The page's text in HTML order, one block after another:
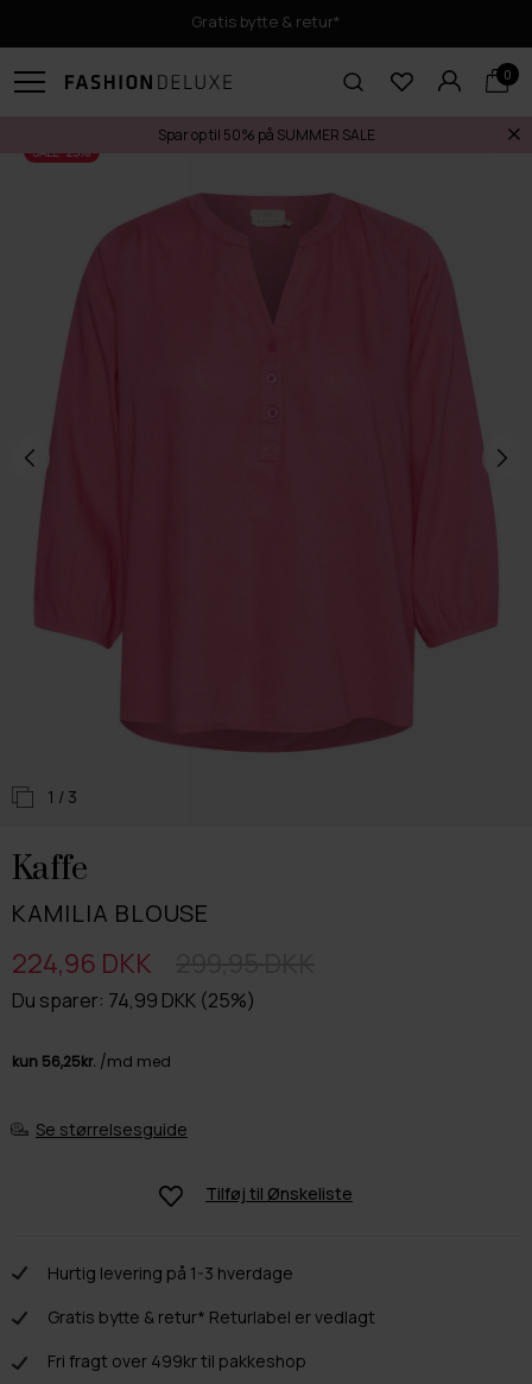
Gratis bytte & retur*
0
Spar op til 50% på SUMMER SALE
SALE -25%
1 / 3
Kaffe
KAMILIA BLOUSE
Du sparer: 74,99 DKK (25%)
224,96 DKK
Se størrelsesguide
Tilføj til Ønskeliste
Hurtig levering på 1-3 hverdage
Gratis bytte & retur* Returlabel er vedlagt
Fri fragt over 499kr til pakkeshop